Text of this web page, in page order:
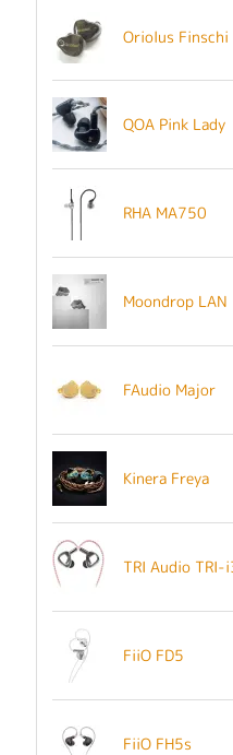
Oriolus Finschi
QOA Pink Lady
RHA MA750
Moondrop LAN
FAudio Major
Kinera Freya
TRI Audio TRI-
FiiO FD5
FiiO FH5s